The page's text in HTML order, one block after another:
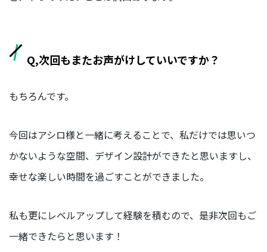
Q,次回もまたお声がけしていいですか？
もちろんです。
今回はアシロ様と一緒に考えることで、私だけでは思いつ
かないような空間、デザイン設計ができたと思いますし、
幸せな楽しい時間を過ごすことができました。
私も更にレベルアップして経験を積むので、是非次回もご
一緒できたらと思います！